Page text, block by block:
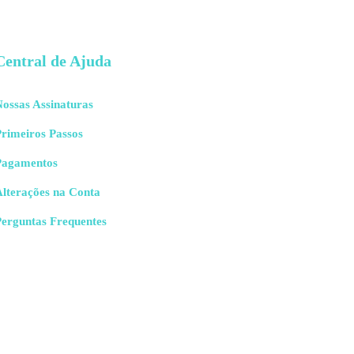
de Ajuda
Assinaturas
Passos
na Conta
Frequentes